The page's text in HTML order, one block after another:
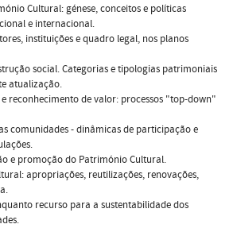
Cultural: génese, conceitos e políticas
e internacional.
instituições e quadro legal, nos planos
social. Categorias e tipologias patrimoniais 
atualização.
reconhecimento de valor: processos "top-down"
comunidades - dinâmicas de participação e
e promoção do Património Cultural.
apropriações, reutilizações, renovações,
recurso para a sustentabilidade dos